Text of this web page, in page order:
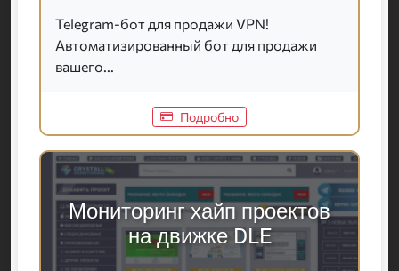
Telegram-бот для продажи VPN!
Автоматизированный бот для продажи
вашего...
Подробно
Мониторинг хайп проектов
на движке DLE